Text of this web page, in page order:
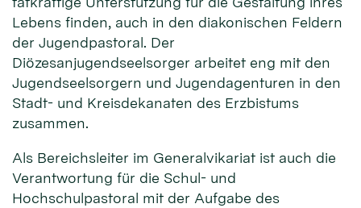
Lebens finden, auch in den diakonischen Feldern
der Jugendpastoral. Der
Diözesanjugendseelsorger arbeitet eng mit den
Jugendseelsorgern und Jugendagenturen in den
Stadt- und Kreisdekanaten des Erzbistums
zusammen.
Als Bereichsleiter im Generalvikariat ist auch die
Verantwortung für die Schul- und
Hochschulpastoral mit der Aufgabe des